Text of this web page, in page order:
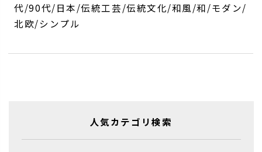
代/90代/日本/伝統工芸/伝統文化/和風/和/モダン/
北欧/シンプル
人気カテゴリ検索